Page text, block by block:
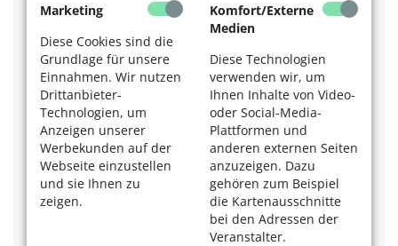
Marketing
Diese Cookies sind die
Grundlage für unsere
Einnahmen. Wir nutzen
Drittanbieter-
Technologien, um
Anzeigen unserer
Werbekunden auf der
Webseite einzustellen
und sie Ihnen zu
zeigen.
Komfort/Externe
Medien
Diese Technologien
verwenden wir, um
Ihnen Inhalte von Video-
oder Social-Media-
Plattformen und
anderen externen Seiten
anzuzeigen. Dazu
gehören zum Beispiel
die Kartenausschnitte
bei den Adressen der
Veranstalter.
V.
Gegründet 2017, zurzeit 54 Mitglieder, an 17 Kölner
Schulen tätig,
Leitung: Dagmar Knopf-Kaupert
Wer ist für ein Ehrenamt mit Kindern
geeignet? Wie werden die Senioren aus- und
fortgebildet?
Für das Ehrenamt als Mediator werden vor allem
Menschen ab fünfzig Jahren gesucht. Vorerfahrungen
brauchen sie nicht. Sie erhalten eine insgesamt 96-
stündige, kostenlose Ausbildung (Kommunikation und